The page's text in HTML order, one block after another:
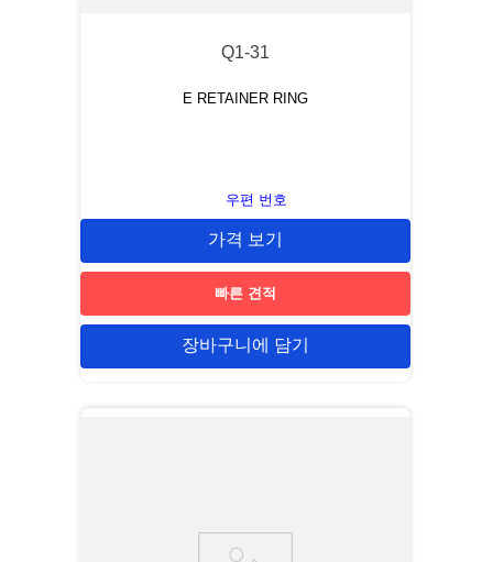
Q1-31
E RETAINER RING
우편 번호
가격 보기
빠른 견적
장바구니에 담기